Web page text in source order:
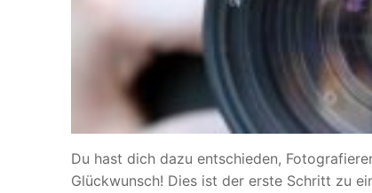
Du hast dich dazu entschieden,
Glückwunsch! Dies ist der erste Schritt zu